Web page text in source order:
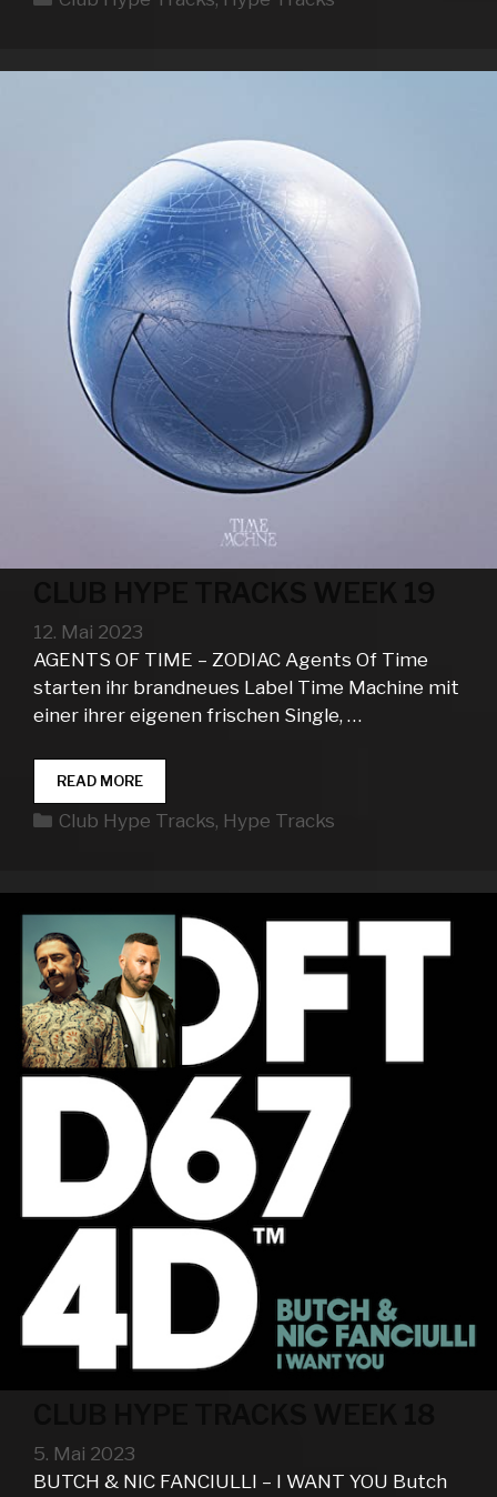
12. Mai 2023
AGENTS OF TIME – ZODIAC Agents Of Time
starten ihr brandneues Label Time Machine mit
einer ihrer eigenen frischen Single, …
READ MORECLUB
HYPE
TRACKS
Kategorien
Club Hype Tracks, Hype Tracks
5. Mai 2023
BUTCH & NIC FANCIULLI – I WANT YOU Butch